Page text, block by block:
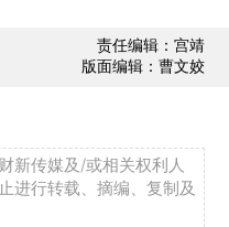
责任编辑：宫靖
版面编辑：曹文姣
新传媒及/或相关权利人
进行转载、摘编、复制及